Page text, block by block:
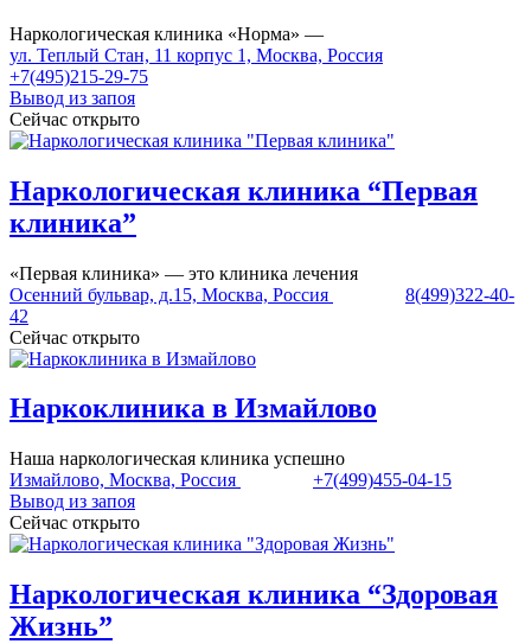
Наркологическая клиника «Норма» —
ул. Теплый Стан, 11 корпус 1, Москва, Россия
+7(495)215-29-75
Вывод из запоя
Сейчас открыто
Наркологическая клиника “Первая
клиника”
«Первая клиника» — это клиника лечения
Осенний бульвар, д.15, Москва, Россия
8(499)322-40-
42
Сейчас открыто
Наркоклиника в Измайлово
Наша наркологическая клиника успешно
Измайлово, Москва, Россия
+7(499)455-04-15
Вывод из запоя
Сейчас открыто
Наркологическая клиника “Здоровая
Жизнь”